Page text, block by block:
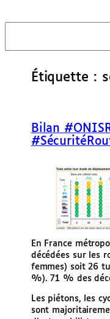
c
Étiquette :
Bilan
En France
décédées sur les
femmes) soit 26
%). 71 % des
Les piétons, les
sont